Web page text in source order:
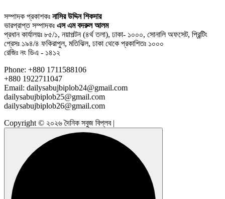
সম্পাদক প্রকাশকঃ নাসির উদ্দিন শিকদার
ভারপ্রাপ্ত সম্পাদকঃ এস এম বদরুল আলম
প্রধান কার্যালয়ঃ ৮৫/১, নয়াপল্টন (৪র্থ তলা), ঢাকা- ১০০০, সোনালি অফসেট, প্রিন্টিং
প্রেসঃ ১৯৪/৪ ফকিরাপুল, মতিঝিল, ঢাকা থেকে প্রকাশিতঃ ১০০০
রেজিঃ নং ডিএ - ১৪১২
Phone: +880 1711588106
+880 1922711047
Email: dailysabujbiplob24@gmail.com
dailysabujbiplob25@gmail.com
dailysabujbiplob26@gmail.com
Copyright © ২০২৬ দৈনিক সবুজ বিপ্লব |